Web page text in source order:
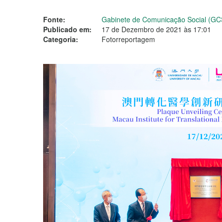
Fonte:
Gabinete de Comunicação Social
Publicado em:
17 de Dezembro de 2021 às 17:01
Categoria:
Fotorreportagem